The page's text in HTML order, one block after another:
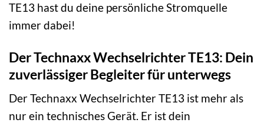
TE13 hast du deine persönliche Stromquelle
immer dabei!
Der Technaxx Wechselrichter TE13: Dein
zuverlässiger Begleiter für unterwegs
Der Technaxx Wechselrichter TE13 ist mehr als
nur ein technisches Gerät. Er ist dein